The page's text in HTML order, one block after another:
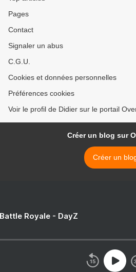
Pages
Contact
Signaler un abus
C.G.U.
Cookies et données personnelles
Préférences cookies
Voir le profil de Didier sur le portail
Créer un blog sur
Créer un
Royale - DayZ